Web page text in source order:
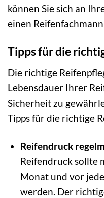
können Sie sich an
einen
Tipps für die
Die richtige
Lebensdauer Ihrer
Sicherheit zu
Tipps für die richtige
Reifendruck
Reifendruck sollte
Monat und vor
werden. Der